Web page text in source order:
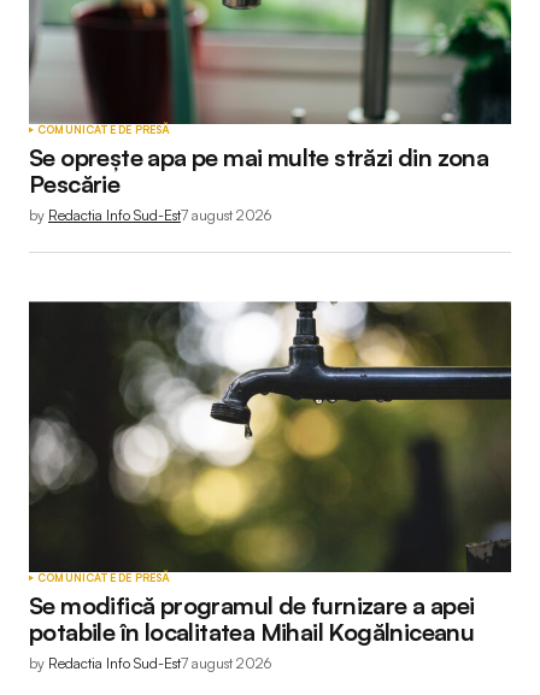
COMUNICATE DE PRESĂ
Se oprește apa pe mai multe străzi din zona
Pescărie
by Redactia Info Sud-Est7 august 2026
COMUNICATE DE PRESĂ
Se modifică programul de furnizare a apei
potabile în localitatea Mihail Kogălniceanu
by Redactia Info Sud-Est7 august 2026